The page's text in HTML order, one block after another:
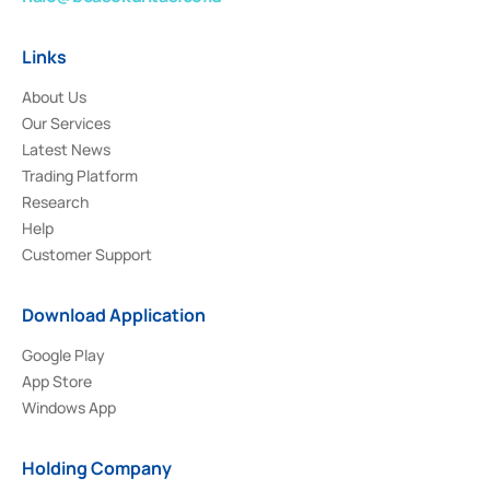
Links
About Us
Our Services
Latest News
Trading Platform
Research
Help
Customer Support
Download Application
Google Play
App Store
Windows App
Holding Company